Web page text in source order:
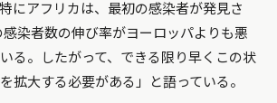
にアフリカは、最初の感染者が発見さ
染者数の伸び率がヨーロッパよりも悪
る。したがって、できる限り早くこの状
拡大する必要がある」と語っている。